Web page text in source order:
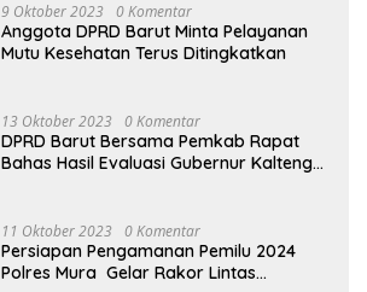
9 Oktober 2023 0 Komentar
Anggota DPRD Barut Minta Pelayanan
Mutu Kesehatan Terus Ditingkatkan
13 Oktober 2023 0 Komentar
DPRD Barut Bersama Pemkab Rapat
Bahas Hasil Evaluasi Gubernur Kalteng
11 Oktober 2023 0 Komentar
Persiapan Pengamanan Pemilu 2024
Polres Mura Gelar Rakor Lintas